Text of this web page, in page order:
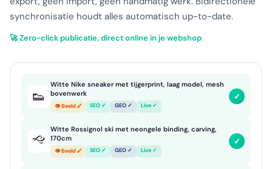
synchronisatie houdt alles automatisch up-to-date.
🚀 Zero-click publicatie, direct online in je webshop
👟
Witte Nike sneaker met tijgerprint, laag model, mesh
bovenwerk
👁 Beeld ✓ SEO ✓ GEO ✓ Live ✓
✓
🙙
Witte Rossignol ski met neongele binding, carving,
170cm
👁 Beeld ✓ SEO ✓ GEO ✓ Live ✓
✓